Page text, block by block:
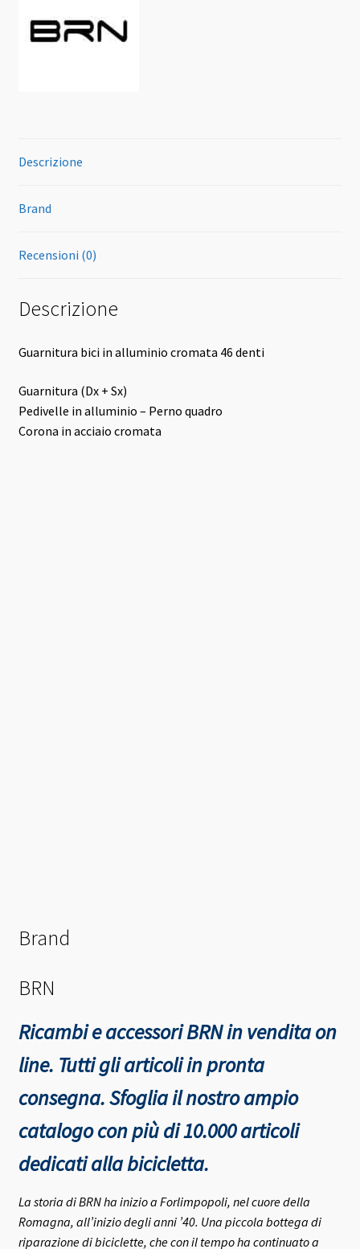
Descrizione
Brand
Recensioni (0)
Descrizione
Guarnitura bici in alluminio cromata 46 denti
Guarnitura (Dx + Sx)
Pedivelle in alluminio – Perno quadro
Corona in acciaio cromata
Brand
BRN
Ricambi e accessori BRN in vendita on
line. Tutti gli articoli in pronta
consegna.Sfoglia il nostro ampio
catalogo con più di 10.000 articoli
dedicati alla bicicletta.
La storia di BRN ha inizio a Forlimpopoli, nel cuore della
Romagna, all’inizio degli anni ’40. Una piccola bottega di
riparazione di biciclette, che con il tempo ha continuato a